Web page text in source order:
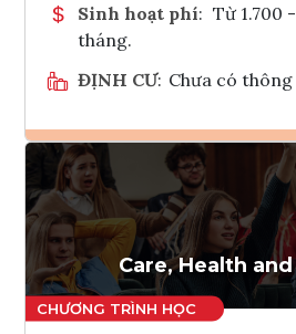
Sinh hoạt phí: Từ 1.700
tháng.
ĐỊNH CƯ: Chưa có
Ghi
Care, Health